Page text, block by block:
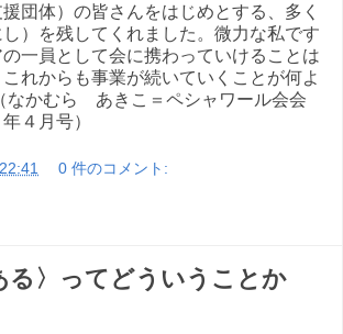
団体）の皆さんをはじめとする、多く
）を残してくれました。微力な私です
一員として会に携わっていけることは
れからも事業が続いていくことが何よ
なかむら あきこ＝ペシャワール会会
４月号）
22:41 0 件のコメント:
る〉ってどういうことか